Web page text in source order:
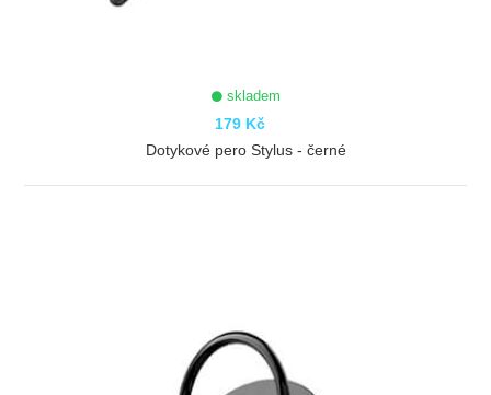
skladem
179 Kč
Dotykové pero Stylus - černé